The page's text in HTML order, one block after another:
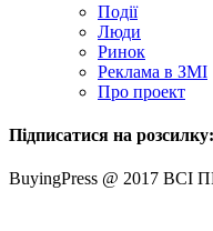
Події
Люди
Ринок
Реклама в ЗМІ
Про проект
Підписатися на розсилку:
BuyingPress @ 2017